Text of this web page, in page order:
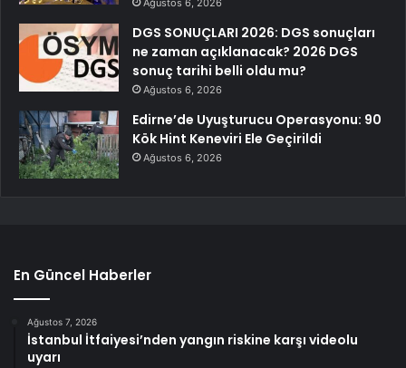
Ağustos 6, 2026
DGS SONUÇLARI 2026: DGS sonuçları
ne zaman açıklanacak? 2026 DGS
sonuç tarihi belli oldu mu?
Ağustos 6, 2026
Edirne’de Uyuşturucu Operasyonu: 90
Kök Hint Keneviri Ele Geçirildi
Ağustos 6, 2026
En Güncel Haberler
Ağustos 7, 2026
İstanbul İtfaiyesi’nden yangın riskine karşı videolu
uyarı